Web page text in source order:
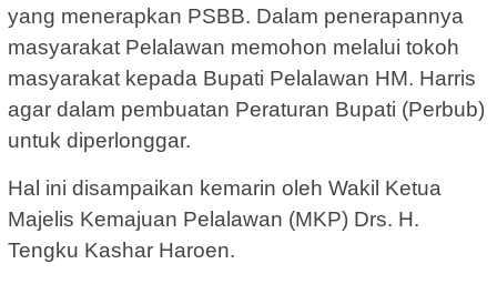
yang menerapkan PSBB. Dalam penerapannya
masyarakat Pelalawan memohon melalui tokoh
masyarakat kepada Bupati Pelalawan HM. Harris
agar dalam pembuatan Peraturan Bupati (Perbub)
untuk diperlonggar.
Hal ini disampaikan kemarin oleh Wakil Ketua
Majelis Kemajuan Pelalawan (MKP) Drs. H.
Tengku Kashar Haroen.